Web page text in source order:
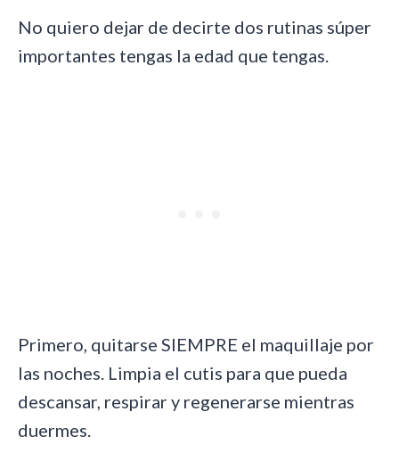
No quiero dejar de decirte dos rutinas súper
importantes tengas la edad que tengas.
Primero, quitarse SIEMPRE el maquillaje por
las noches. Limpia el cutis para que pueda
descansar, respirar y regenerarse mientras
duermes.